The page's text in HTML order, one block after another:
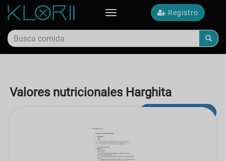
Registro
Toggle
Valores nutricionales Harghita